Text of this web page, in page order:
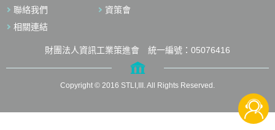
聯絡我們
資策會
相關連結
財團法人資訊工業策進會 統一編號：05076416
Copyright © 2016 STLI,III. All Rights Reserved.